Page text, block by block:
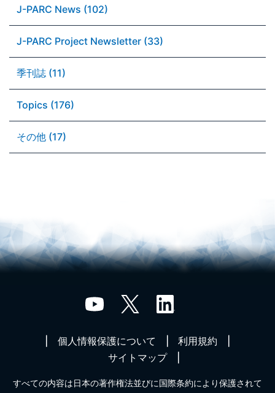
J-PARC News (102)
J-PARC Project Newsletter (33)
季刊誌 (11)
Topics (176)
その他 (17)
個人情報保護について
利用規約
サイトマップ
すべての内容は日本の著作権法並びに国際条約により保護されて